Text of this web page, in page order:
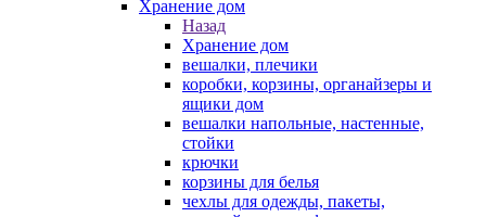
Хранение дом
Назад
Хранение дом
вешалки, плечики
коробки, корзины, органайзеры и
ящики дом
вешалки напольные, настенные,
стойки
крючки
корзины для белья
чехлы для одежды, пакеты,